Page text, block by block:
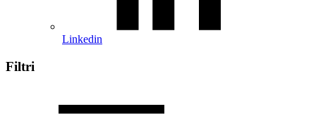
Linkedin
Filtri